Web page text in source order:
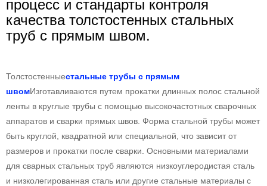
процесс и стандарты контроля
качества толстостенных стальных
труб с прямым швом.
Толстостенныестальные трубы с прямым
швомИзготавливаются путем прокатки длинных полос стальной
ленты в круглые трубы с помощью высокочастотных сварочных
аппаратов и сварки прямых швов. Форма стальной трубы может
быть круглой, квадратной или специальной, что зависит от
размеров и прокатки после сварки. Основными материалами
для сварных стальных труб являются низкоуглеродистая сталь
и низколегированная сталь или другие стальные материалы с